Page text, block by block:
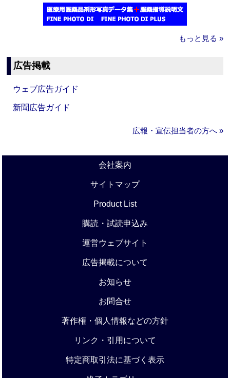
もっと見る »
広告掲載
ウェブ広告ガイド
新聞広告ガイド
広報・宣伝担当者の方へ »
会社案内
サイトマップ
Product List
購読・試読申込み
運営ウェブサイト
広告掲載について
お知らせ
お問合せ
著作権・個人情報などの方針
リンク・引用について
特定商取引法に基づく表示